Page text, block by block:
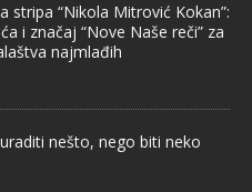
stripa “Nikola Mitrović Kokan”:
i značaj “Nove Naše reči” za
najmlađih
nešto, nego biti neko